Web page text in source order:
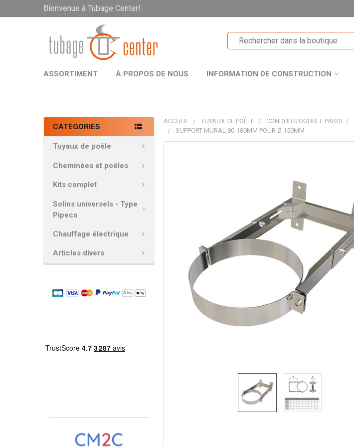
Bienvenue à Tubage Center!
ASSORTIMENT À PROPOS DE NOUS INFORMATION DE CONSTRUCTION
CATÉGORIES
Tuyaux de poêle
Cheminées et poêles
Kits complet
Solins universels - Type
Pipeco
Chauffage électrique
Articles divers
ACCUEIL TUYAUX DE POÊLE CONDUITS DOUBLE PAROI
SUPPORT MURAL 80-180MM POUR Ø 150MM
LA
SÉLECTION
AU PANIER